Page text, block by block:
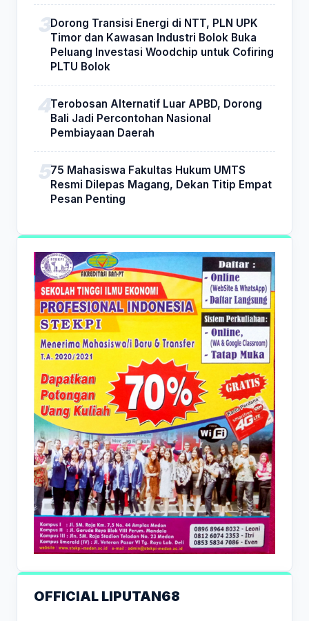
Dorong Transisi Energi di NTT, PLN UPK
Timor dan Kawasan Industri Bolok Buka
Peluang Investasi Woodchip untuk Cofiring
PLTU Bolok
Terobosan Alternatif Luar APBD, Dorong
Bali Jadi Percontohan Nasional
Pembiayaan Daerah
75 Mahasiswa Fakultas Hukum UMTS
Resmi Dilepas Magang, Dekan Titip Empat
Pesan Penting
OFFICIAL LIPUTAN68